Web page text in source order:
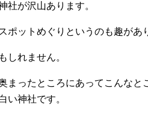
社が沢山あります。
ットめぐりというのも趣があ
しれません。
まったところにあってこんなと
い神社です。